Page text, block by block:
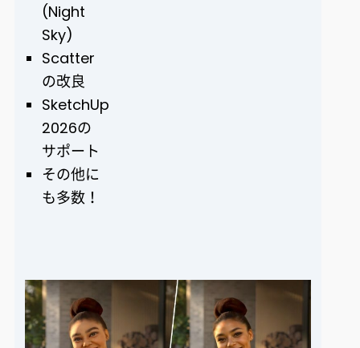
(Night
Sky)
Scatter
の改良
SketchUp
2026の
サポート
その他に
も多数！